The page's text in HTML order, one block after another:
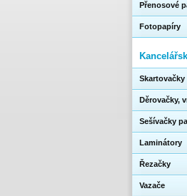
Přenosové
Fotopapíry
Skartovačky
Děrovačky,
Sešívačky
Laminátory
Řezačky
Vazače